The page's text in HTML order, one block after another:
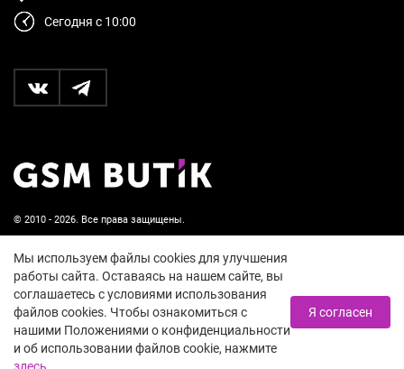
© 2010 - 2026. Все права защищены.
Пользовательское соглашение и политика
конфиденциальности
18+
Сегодня с 10:00
Мы используем файлы cookies для улучшения
работы сайта. Оставаясь на нашем сайте, вы
соглашаетесь с условиями использования
файлов cookies. Чтобы ознакомиться с
нашими Положениями о конфиденциальности
и об использовании файлов cookie, нажмите
Я согласен